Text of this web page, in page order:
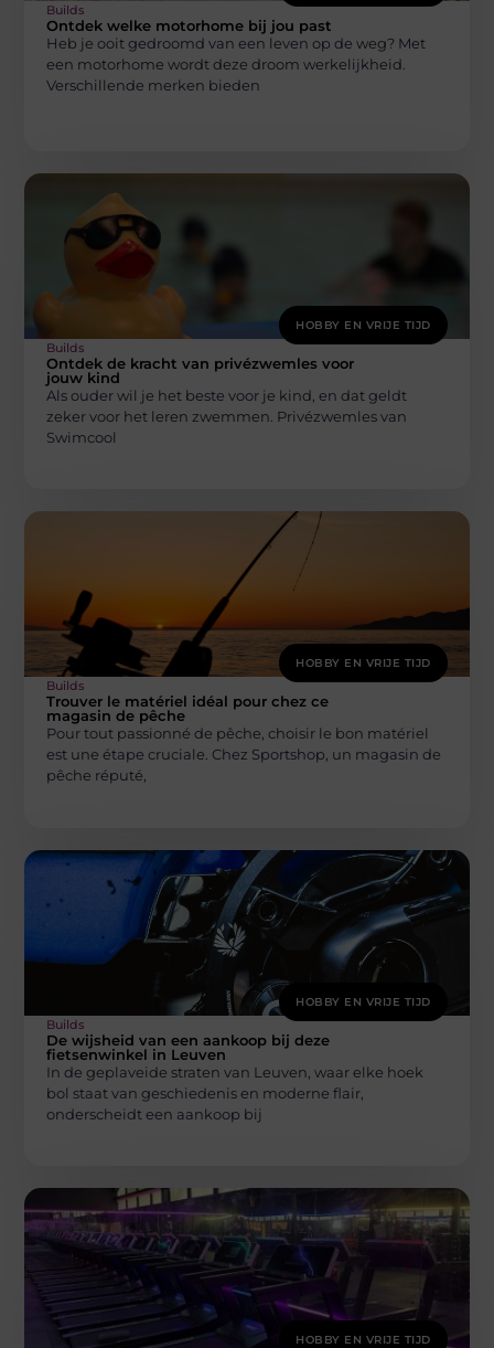
Builds
Ontdek welke motorhome bij jou past
Heb je ooit gedroomd van een leven op de weg? Met
een motorhome wordt deze droom werkelijkheid.
Verschillende merken bieden
HOBBY EN VRIJE TIJD
Builds
Ontdek de kracht van privézwemles voor
jouw kind
Als ouder wil je het beste voor je kind, en dat geldt
zeker voor het leren zwemmen. Privézwemles van
Swimcool
HOBBY EN VRIJE TIJD
Builds
Trouver le matériel idéal pour chez ce
magasin de pêche
Pour tout passionné de pêche, choisir le bon matériel
est une étape cruciale. Chez Sportshop, un magasin de
pêche réputé,
HOBBY EN VRIJE TIJD
Builds
De wijsheid van een aankoop bij deze
fietsenwinkel in Leuven
In de geplaveide straten van Leuven, waar elke hoek
bol staat van geschiedenis en moderne flair,
onderscheidt een aankoop bij
HOBBY EN VRIJE TIJD